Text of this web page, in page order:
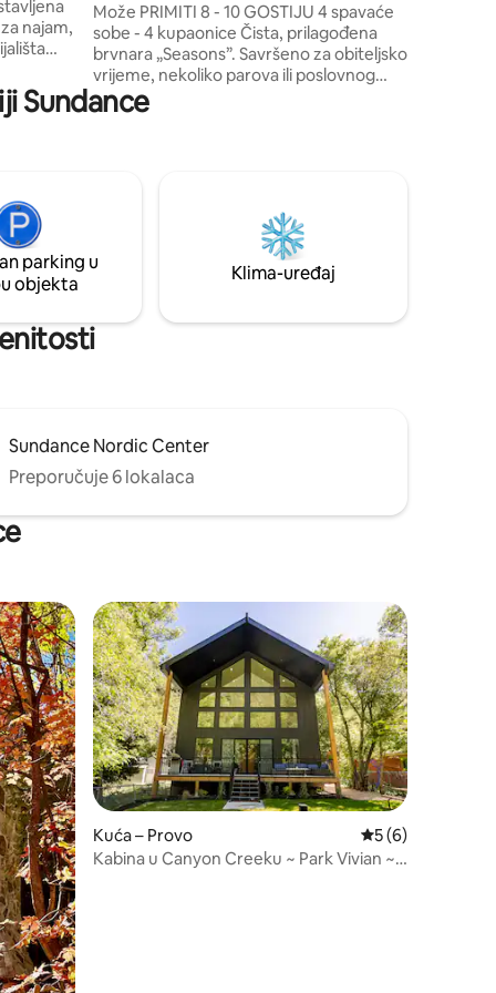
najam,
s 4
li
i
Masažna kada Kamin Kapacitet 8 – 10
osoba
Može PRIMITI 8 - 10 GOSTIJU 4 spavaće
sobe - 4 kupaonice Čista, prilagođena
brvnara „Seasons”. Savršeno za obiteljsko
vrijeme, nekoliko parova ili poslovnog
povlačenja. Nekoliko prostora za sjedenje
u zatvorenom i dvije vanjske terase s
posluživanje i jelo. Društvene igre, DVD-
ovi. TV/DirectTV u većini soba. Wi-Fi.
Masažna kada na gornjoj palubi. Privatna
brvnara koja nije dio odmarališta. Vrlo
Sundance
parking u
objekta
Klima-uređaj
Sundance Nordic Center
Preporučuje 6 lokalaca
Kuća – Provo Prosječna
5 (6)
Kabina u Canyon Creeku ~ Park Vivian ~